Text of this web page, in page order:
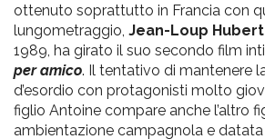
ottenuto soprattutto in Francia con
lungometraggio, Jean-Loup Hubert
1989, ha girato il suo secondo film
per amico. Il tentativo di mantenere
d’esordio con protagonisti molto
figlio Antoine compare anche l’altro
ambientazione campagnola e